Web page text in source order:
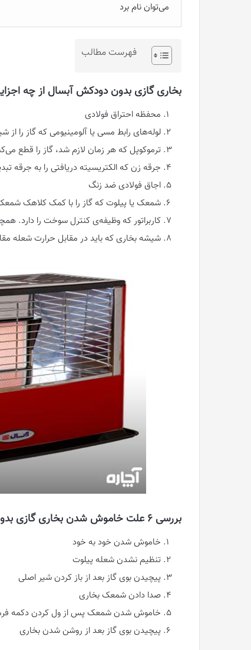
می‌توان نام برد
فهرست مطالب
بخاری گازی بدون دودکش آبسال از چه
محفظه احتراق فولادی
لوله‌های رابط مسی یا آلومینیومی که گاز را
ترموکوپل که هر زمان لازم شد، گاز را قطع
جرقه زن که الکتریسیته دریافتی را به جرقه
اجاق فولادی ضد زنگ
شمعک یا پیلوت که گاز را با کمک کلاهک
کاربراتور که وظیفه‌ی کنترل سوخت را دارد.
شیشه بخاری که باید در مقابل حرارت شعله
بررسی ۶ علت خاموش شدن بخاری گازی بدون دودکش آبسال
خاموش شدن خود به خود
تنظیم نشدن شعله پیلوت
پیچیدن بوی گاز بعد از باز کردن شیر اصلی
صدا دادن شمعک بخاری
خاموش شدن شمعک پس از ول کردن دکمه
پیچیدن بوی گاز بعد از روشن شدن بخاری